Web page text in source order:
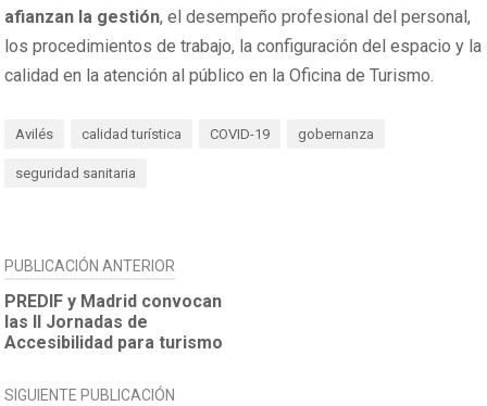
afianzan la gestión, el desempeño profesional del personal,
los procedimientos de trabajo, la configuración del espacio y la
calidad en la atención al público en la Oficina de Turismo.
Avilés calidad turística COVID-19 gobernanza
seguridad sanitaria
NAVEGACIÓN
DE
ENTRADAS
PUBLICACIÓN ANTERIOR
PREDIF y Madrid convocan
las II Jornadas de
Accesibilidad para turismo
SIGUIENTE PUBLICACIÓN